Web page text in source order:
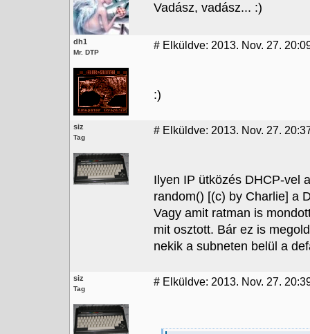
Vadász, vadász... :)
dh1
Mr. DTP
# Elküldve: 2013. Nov. 27.
:)
siz
Tag
# Elküldve: 2013. Nov. 27.
Ilyen IP ütközés DHCP-vel
random() [(c) by Charlie] a
Vagy amit ratman is
mit osztott. Bár ez is
nekik a subneten belül a
siz
Tag
# Elküldve: 2013. Nov. 27.